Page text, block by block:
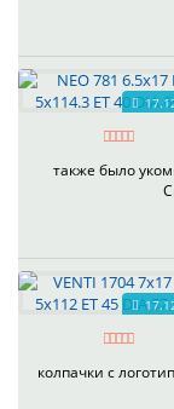
также было
колпачки с